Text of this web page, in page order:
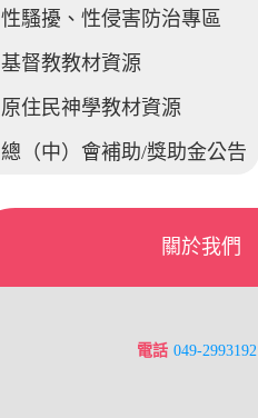
性騷擾、性侵害防治專區
基督教教材資源
原住民神學教材資源
總（中）會補助/獎助金公告
關於我們
電話 049-2993192